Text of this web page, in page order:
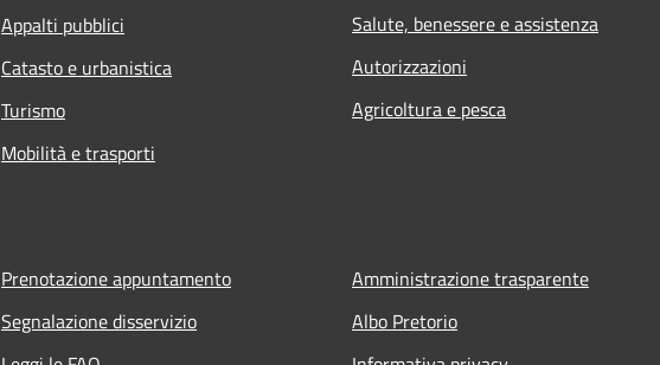
Appalti pubblici
Catasto e urbanistica
Turismo
Mobilità e trasporti
Salute, benessere e assistenza
Autorizzazioni
Agricoltura e pesca
Prenotazione appuntamento
Segnalazione disservizio
Amministrazione trasparente
Albo Pretorio